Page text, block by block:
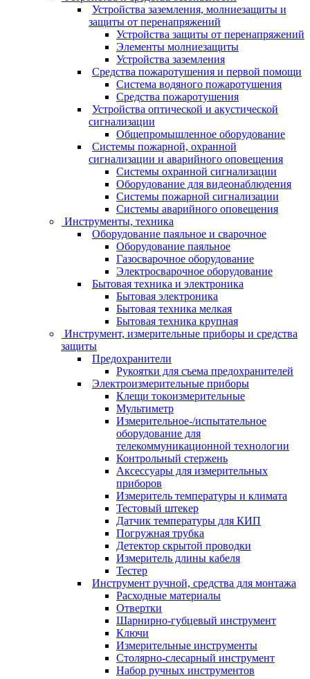
Устройства заземления, молниезащиты и
защиты от перенапряжений
Устройства защиты от перенапряжений
Элементы молниезащиты
Устройства заземления
Средства пожаротушения и первой помощи
Система водяного пожаротушения
Средства пожаротушения
Устройства оптической и акустической
сигнализации
Общепромышленное оборудование
Системы пожарной, охранной
сигнализации и аварийного оповещения
Системы охранной сигнализации
Оборудование для видеонаблюдения
Системы пожарной сигнализации
Системы аварийного оповещения
Инструменты, техника
Оборудование паяльное и сварочное
Оборудование паяльное
Газосварочное оборудование
Электросварочное оборудование
Бытовая техника и электроника
Бытовая электроника
Бытовая техника мелкая
Бытовая техника крупная
Инструмент, измерительные приборы и средства
защиты
Предохранители
Рукоятки для съема предохранителей
Электроизмерительные приборы
Клещи токоизмерительные
Мультиметр
Измерительное-/испытательное
оборудование для
телекоммуникационной технологии
Контрольный стержень
Аксессуары для измерительных
приборов
Измеритель температуры и климата
Тестовый штекер
Датчик температуры для КИП
Погружная трубка
Детектор скрытой проводки
Измеритель длины кабеля
Тестер
Инструмент ручной, средства для монтажа
Расходные материалы
Отвертки
Шарнирно-губцевый инструмент
Ключи
Измерительные инструменты
Столярно-слесарный инструмент
Набор ручных инструментов